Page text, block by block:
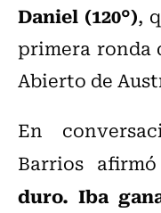
Daniel (120°),
primera ronda
Abierto de
En
Barrios
duro. Iba